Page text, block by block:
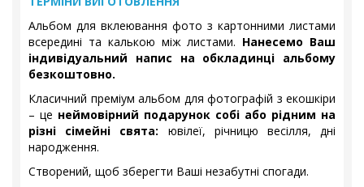
Альбом для вклеювання фото з картонними листами
всередині та калькою між листами. Нанесемо Ваш
індивідуальний напис на обкладинці альбому
безкоштовно.
Класичний преміум альбом для фотографій з екошкіри
– це неймовірний подарунок собі або рідним на
різні сімейні свята: ювілеї, річницю весілля, дні
народження.
Створений, щоб зберегти Ваші незабутні спогади.